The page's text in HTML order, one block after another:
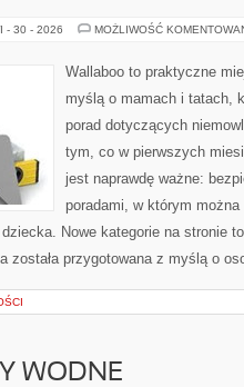
- 30 - 2026 MOŻLIWOŚĆ
Wallaboo to praktyczne
myślą o mamach i tatach,
porad dotyczących
tym, co w pierwszych
jest naprawdę ważne:
poradami, w którym
Nowe kategorie na stronie
została przygotowana z myślą o
WODNE